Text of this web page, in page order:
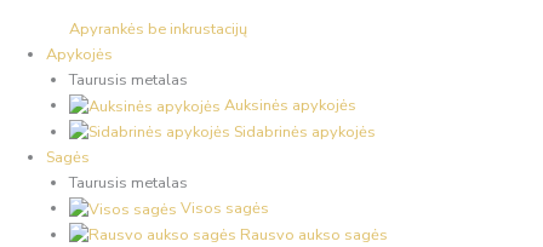
Apyrankės be inkrustacijų
Apykojės
Taurusis metalas
Auksinės apykojės
Sidabrinės apykojės
Sagės
Taurusis metalas
Visos sagės
Rausvo aukso sagės